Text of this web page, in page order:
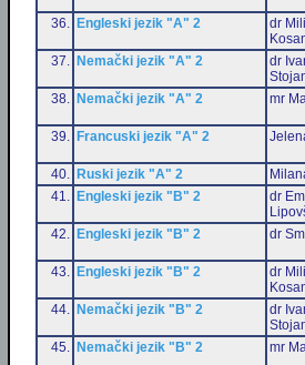
36. Engleski jezik "A" 2
dr
37.
Nemački jezik "A" 2
dr
38.
Nemački jezik "A" 2 mr
39. Francuski jezik "A" 2
40. Ruski jezik "A" 2
41.
Engleski jezik "B" 2
dr
42.
Engleski jezik "B" 2 dr
43. Engleski jezik "B" 2
dr
44.
Nemački jezik "B" 2
dr
45.
Nemački jezik "B" 2 mr